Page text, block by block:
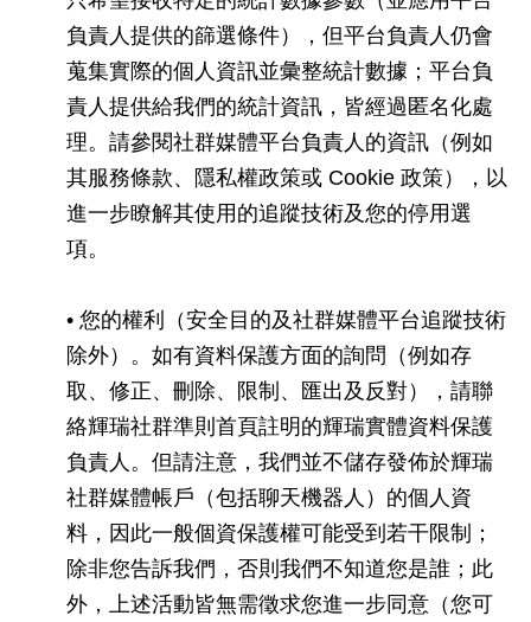
負責人提供的篩選條件），但平台負責人仍會
蒐集實際的個人資訊並彙整統計數據；平台負
責人提供給我們的統計資訊，皆經過匿名化處
理。請參閱社群媒體平台負責人的資訊（例如
其服務條款、隱私權政策或 Cookie 政策），以
進一步瞭解其使用的追蹤技術及您的停用選
項。
• 您的權利（安全目的及社群媒體平台追蹤技術
除外）。如有資料保護方面的詢問（例如存
取、修正、刪除、限制、匯出及反對），請聯
絡輝瑞社群準則首頁註明的輝瑞實體資料保護
負責人。但請注意，我們並不儲存發佈於輝瑞
社群媒體帳戶（包括聊天機器人）的個人資
料，因此一般個資保護權可能受到若干限制；
除非您告訴我們，否則我們不知道您是誰；此
外，上述活動皆無需徵求您進一步同意（您可